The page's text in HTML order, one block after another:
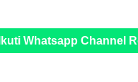
Ikuti Whatsapp Channel